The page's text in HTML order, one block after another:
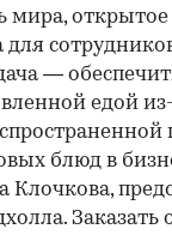
мира,
для
—
едой
блюд в
Клочкова,